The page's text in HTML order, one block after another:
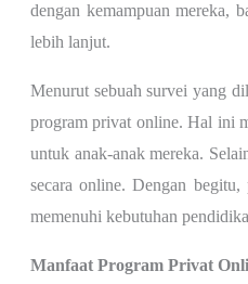
dengan kemampuan mereka,
lebih lanjut.
Menurut sebuah survei yang
program privat online. Hal ini
untuk anak-anak mereka.
secara online. Dengan
memenuhi kebutuhan
Manfaat Program Privat